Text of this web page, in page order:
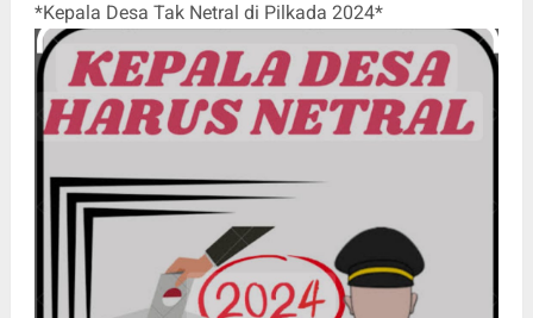
*Kepala Desa Tak Netral di Pilkada 2024*